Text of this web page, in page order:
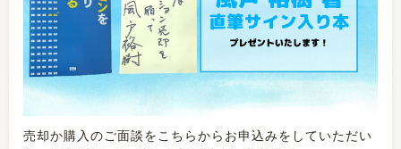
売却か購入のご面談を こちらから お申込みをしていただい